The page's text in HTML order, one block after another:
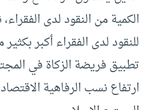
الكمية من النقود لدى
للنقود لدى الفقراء أكبر
تطبيق فريضة الزكاة في
ارتفاع نسب الرفاهية